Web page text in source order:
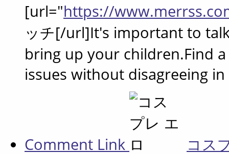
[url="https://
ッチ[/url]It's important to
bring up your children.Find
issues without disagreeing
Comment Link
コス